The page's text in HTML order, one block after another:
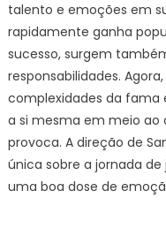
talento e emoções em
rapidamente ganha
sucesso, surgem
responsabilidades.
complexidades da fama
a si mesma em meio ao
provoca. A direção de
única sobre a jornada
uma boa dose de